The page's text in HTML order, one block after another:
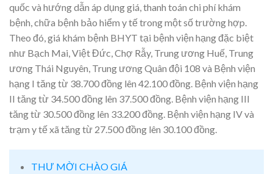
quốc và hướng dẫn áp dụng giá, thanh toán chi phí khám
bệnh, chữa bệnh bảo hiểm y tế trong một số trường hợp.
Theo đó, giá khám bệnh BHYT tại bệnh viện hạng đặc biệt
như Bạch Mai, Việt Đức, Chợ Rẫy, Trung ương Huế, Trung
ương Thái Nguyên, Trung ương Quân đội 108 và Bệnh viện
hạng I tăng từ 38.700 đồng lên 42.100 đồng. Bệnh viện hạng
II tăng từ 34.500 đồng lên 37.500 đồng. Bệnh viện hạng III
tăng từ 30.500 đồng lên 33.200 đồng. Bệnh viện hạng IV và
trạm y tế xã tăng từ 27.500 đồng lên 30.100 đồng.
THƯ MỜI CHÀO GIÁ